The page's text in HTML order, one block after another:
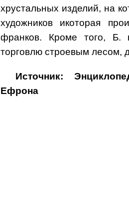
хрустальных изделий, на
художников икоторая
франков. Кроме того, Б.
торговлю строевым лесом,
Источник:
Ефрона